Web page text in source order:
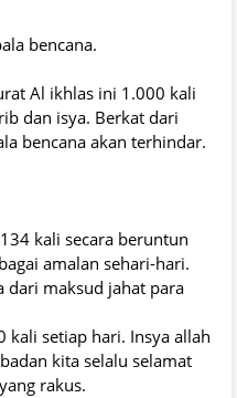
bencana.
Al ikhlas ini 1.000 kali
dan isya. Berkat dari
bencana akan terhindar.
kali secara beruntun
amalan sehari-hari.
dari maksud jahat para
kali setiap hari. Insya allah
kita selalu selamat
rakus.